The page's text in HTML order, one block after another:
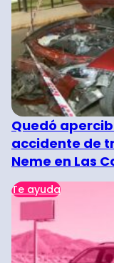
Quedó
accidente de
Neme en Las
Te ayuda